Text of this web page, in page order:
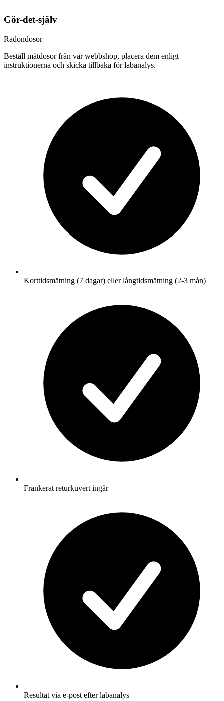
Gör-det-själv
Radondosor
Beställ mätdosor från vår webbshop, placera dem enligt
instruktionerna och skicka tillbaka för labanalys.
Korttidsmätning (7 dagar) eller långtidsmätning (2-3 mån)
Frankerat returkuvert ingår
Resultat via e-post efter labanalys